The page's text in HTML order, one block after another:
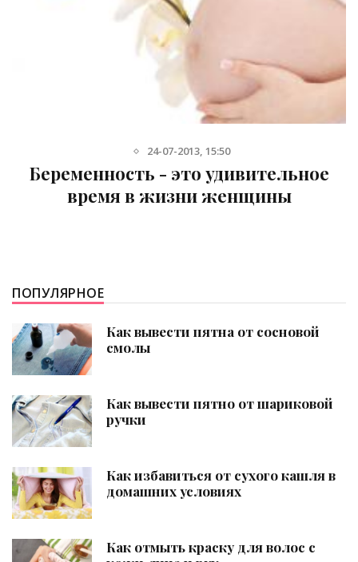
24-07-2013, 15:50
Беременность - это удивительное
время в жизни женщины
ПОПУЛЯРНОЕ
Как вывести пятна от сосновой
смолы
Как вывести пятно от шариковой
ручки
Как избавиться от сухого кашля в
домашних условиях
Как отмыть краску для волос с